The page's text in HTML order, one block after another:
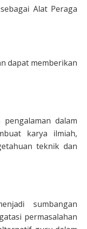
Alat Peraga
dapat memberikan
dalam
karya ilmiah,
teknik dan
sumbangan
permasalahan